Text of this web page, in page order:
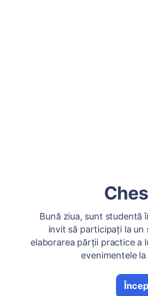
Bună ziua, sunt studentă
invit să participaţi la
elaborarea părţii practice a
evenimentele